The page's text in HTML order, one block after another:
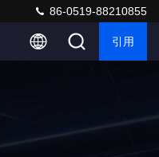
86-0519-88210855
引用